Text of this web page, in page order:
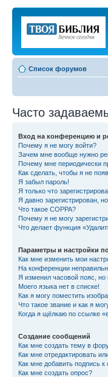
Список форумов
Часто
Вход на конференцию и
Почему я не могу войти?
Зачем мне вообще нужно
Почему мне периодически
Как сделать, чтобы я не
Я забыл пароль!
Я только что
Я давно зарегистрирован,
Что такое COPPA?
Почему я не могу
Что делает функция
Параметры и настройки
Как мне изменить мои
На конференции
Я изменил часовой пояс,
Моего языка нет в списке!
Как я могу поместить
Что такое звание и как я
Когда я щёлкаю по ссылке
Создание сообщений
Как мне создать тему в
Как мне отредактировать
Как мне добавить подпись
Как мне создать опрос?